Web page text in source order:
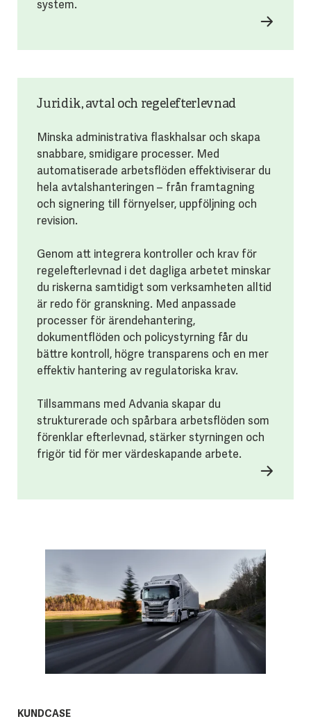
system.
Juridik, avtal och regelefterlevnad
Minska administrativa flaskhalsar och skapa
snabbare, smidigare processer. Med
automatiserade arbetsflöden effektiviserar du
hela avtalshanteringen – från framtagning
och signering till förnyelser, uppföljning och
revision.
Genom att integrera kontroller och krav för
regelefterlevnad i det dagliga arbetet minskar
du riskerna samtidigt som verksamheten alltid
är redo för granskning. Med anpassade
processer för ärendehantering,
dokumentflöden och policystyrning får du
bättre kontroll, högre transparens och en mer
effektiv hantering av regulatoriska krav.
Tillsammans med Advania skapar du
strukturerade och spårbara arbetsflöden som
förenklar efterlevnad, stärker styrningen och
frigör tid för mer värdeskapande arbete.
KUNDCASE